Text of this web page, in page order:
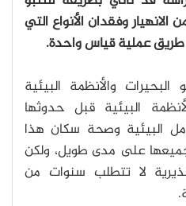
الانهيار وفقدان الأنواع التي
عملية قياس واحدة.
والأنظمة البيئية
البيئية قبل حدوثها
البيئية وصحة سكان هذا
على مدى طويل، ولكن
لا تتطلب سنوات من